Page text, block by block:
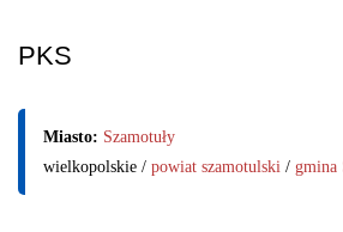
PKS
Miasto: Szamotuły
wielkopolskie / powiat szamotulski / gmina